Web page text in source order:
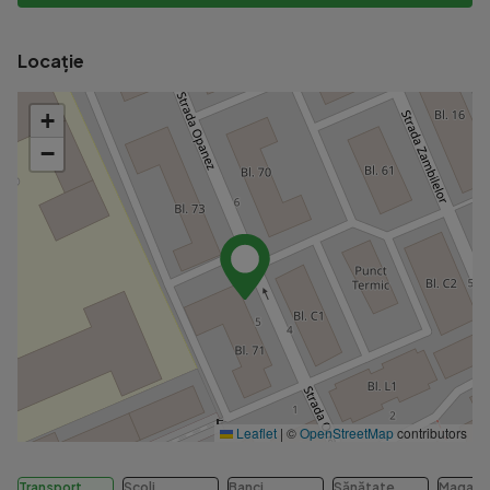
Locație
+
−
Leaflet | ©OpenStreetMapcontributors